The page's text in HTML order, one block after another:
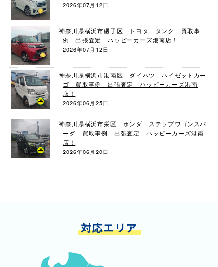
2026年07月12日
神奈川県横浜市磯子区 トヨタ タンク 買取事
例 出張査定 ハッピーカーズ港南店！
2026年07月12日
神奈川県横浜市港南区 ダイハツ ハイゼットカー
ゴ 買取事例 出張査定 ハッピーカーズ港南
店！
2026年06月25日
神奈川県横浜市栄区 ホンダ ステップワゴンスパ
ーダ 買取事例 出張査定 ハッピーカーズ港南
店！
2026年06月20日
対応エリア